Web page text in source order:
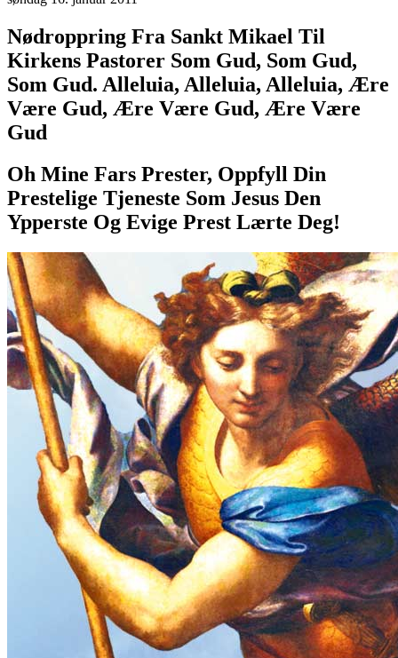
Nødroppring Fra Sankt Mikael Til
Kirkens Pastorer Som Gud, Som Gud,
Som Gud. Alleluia, Alleluia, Alleluia, Ære
Være Gud, Ære Være Gud, Ære Være
Gud
Oh Mine Fars Prester, Oppfyll Din
Prestelige Tjeneste Som Jesus Den
Ypperste Og Evige Prest Lærte Deg!